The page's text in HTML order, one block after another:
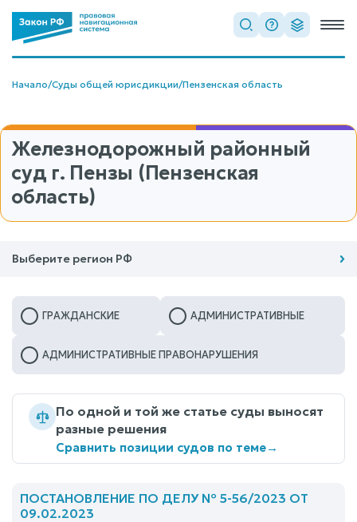
Начало/Суды общей юрисдикции/Пензенская область
Железнодорожный районный
суд г. Пензы (Пензенская
область)
Выберите регион РФ
ГРАЖДАНСКИЕ АДМИНИСТРАТИВНЫЕ
АДМИНИСТРАТИВНЫЕ ПРАВОНАРУШЕНИЯ
По одной и той же статье суды выносят
разные решения
Сравнить позиции судов по теме→
ПОСТАНОВЛЕНИЕ ПО ДЕЛУ № 5-56/2023 ОТ
09.02.2023